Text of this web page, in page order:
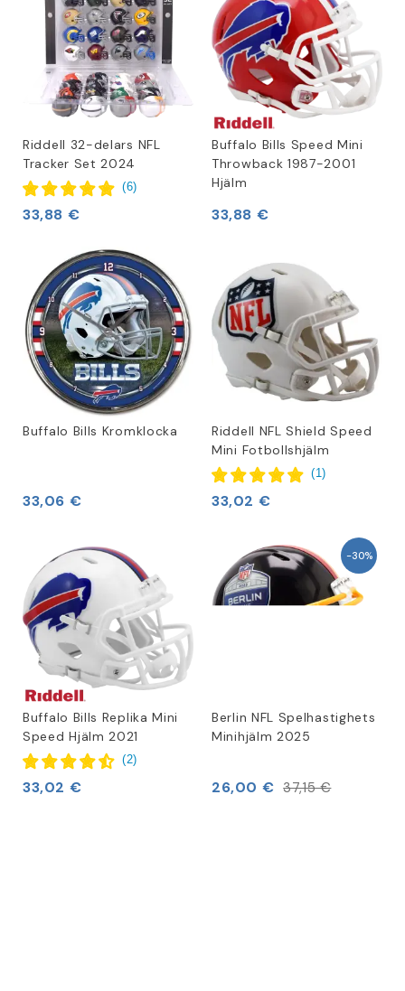
Riddell 32-delars NFL
Tracker Set 2024
(6)
33,88 €
Buffalo Bills Speed Mini
Throwback 1987-2001
Hjälm
33,88 €
Buffalo Bills Kromklocka
33,06 €
Riddell NFL Shield Speed
Mini Fotbollshjälm
(1)
33,02 €
Buffalo Bills Replika Mini
Speed Hjälm 2021
(2)
33,02 €
−30%
Berlin NFL Spelhastighets
Minihjälm 2025
26,00 € 37,15 €